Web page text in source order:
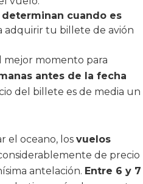
cuando es
adquirir tu billete de avión
mejor momento para
antes de la fecha
del billete es de media un
el oceano, los vuelos
de precio
antelación. Entre 6 y 7